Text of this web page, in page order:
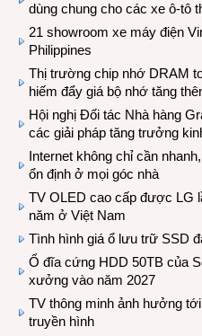
dùng chung cho các xe ô-tô
21 showroom xe máy điện
Philippines
Thị trường chip nhớ DRAM
hiếm đẩy giá bộ nhớ tăng
Hội nghị Đối tác Nhà hàng
các giải pháp tăng trưởng
Internet không chỉ cần
ổn định ở mọi góc nhà
TV OLED cao cấp được LG
năm ở Việt Nam
Tình hình giá ổ lưu trữ SSD
Ổ đĩa cứng HDD 50TB của
xưởng vào năm 2027
TV thông minh ảnh hưởng
truyền hình